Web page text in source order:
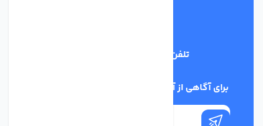
تلفن پشتیبانی
برای آگاهی از آخرین اخبار در خبرنامه ما عضو شوید